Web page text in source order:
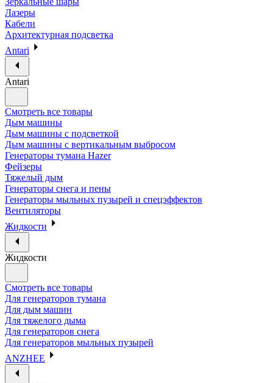
Лазеры
Кабели
Архитектурная подсветка
Antari
Antari
Смотреть все товары
Дым машины
Дым машины с подсветкой
Дым машины с вертикальным выбросом
Генераторы тумана Hazer
Фейзеры
Тяжелый дым
Генераторы снега и пены
Генераторы мыльных пузырей и спецэффектов
Вентиляторы
Жидкости
Жидкости
Смотреть все товары
Для генераторов тумана
Для дым машин
Для тяжелого дыма
Для генераторов снега
Для генераторов мыльных пузырей
ANZHEE